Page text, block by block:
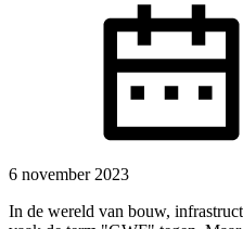
6 november 2023
In de wereld van bouw,